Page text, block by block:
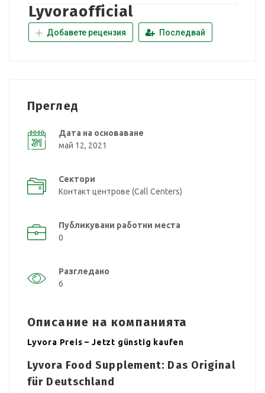
Lyvoraofficial
Добавете рецензия Последвай
Преглед
Дата на основаване
май 12, 2021
Сектори
Контакт центрове (Call Centers)
Публикувани работни места
0
Разгледано
6
Описание на компанията
Lyvora Preis – Jetzt günstig kaufen
Lyvora Food Supplement: Das Original
für Deutschland